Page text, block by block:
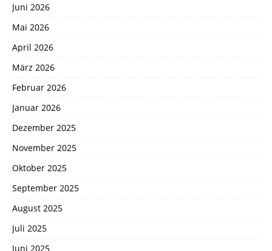
Juni 2026
Mai 2026
April 2026
März 2026
Februar 2026
Januar 2026
Dezember 2025
November 2025
Oktober 2025
September 2025
August 2025
Juli 2025
Juni 2025